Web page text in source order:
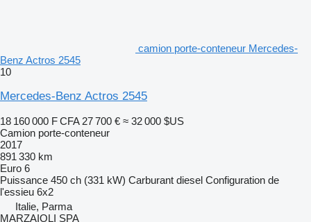
camion porte-conteneur Mercedes-
Benz Actros 2545
10
Mercedes-Benz Actros 2545
18 160 000 F CFA 27 700 € ≈ 32 000 $US
Camion porte-conteneur
2017
891 330 km
Euro 6
Puissance 450 ch (331 kW) Carburant diesel Configuration de
l'essieu 6x2
Italie, Parma
MARZAIOLI SPA